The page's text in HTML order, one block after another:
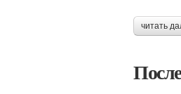
читать